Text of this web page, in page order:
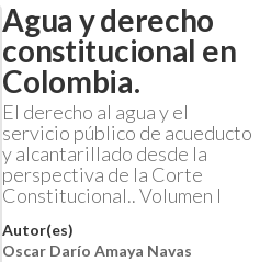
Agua y derecho
constitucional en
Colombia.
El derecho al agua y el
servicio público de acueducto
y alcantarillado desde la
perspectiva de la Corte
Constitucional.. Volumen I
Autor(es)
Oscar Darío Amaya Navas